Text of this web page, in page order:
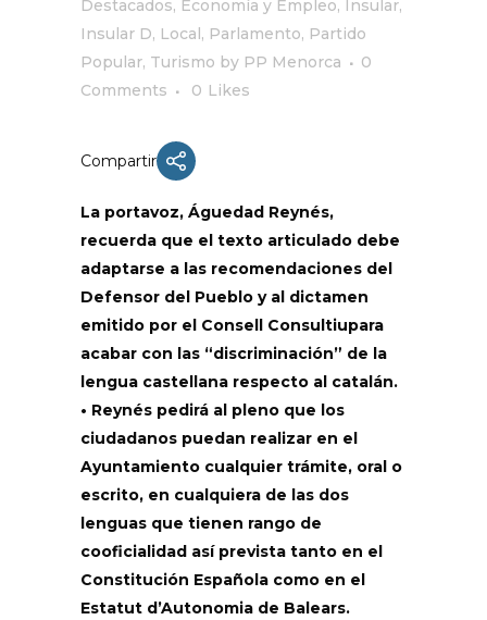
Destacados, Economía y Empleo, Insular,
Insular D, Local, Parlamento, Partido
Popular, Turismo by PP Menorca
0
Comments
0 Likes
Compartir
La portavoz, Águedad Reynés,
recuerda que el texto articulado debe
adaptarse a las recomendaciones del
Defensor del Pueblo y al dictamen
emitido por el Consell Consultiupara
acabar con las “discriminación” de la
lengua castellana respecto al catalán.
• Reynés pedirá al pleno que los
ciudadanos puedan realizar en el
Ayuntamiento cualquier trámite, oral o
escrito, en cualquiera de las dos
lenguas que tienen rango de
cooficialidad así prevista tanto en el
Constitución Española como en el
Estatut d’Autonomia de Balears.